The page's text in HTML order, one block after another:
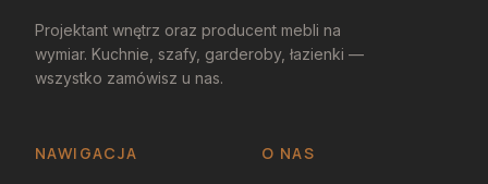
Projektant wnętrz oraz producent mebli na
wymiar. Kuchnie, szafy, garderoby, łazienki —
wszystko zamówisz u nas.
NAWIGACJA O NAS